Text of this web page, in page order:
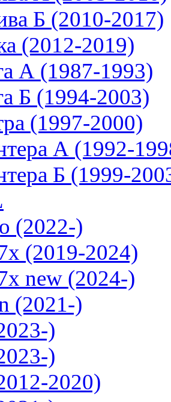
Б (2010-2017)
(2012-2019)
А (1987-1993)
Б (1994-2003)
(1997-2000)
А (1992-
Б (1999-
(2022-)
(2019-2024)
new (2024-)
(2021-)
)
)
2020)